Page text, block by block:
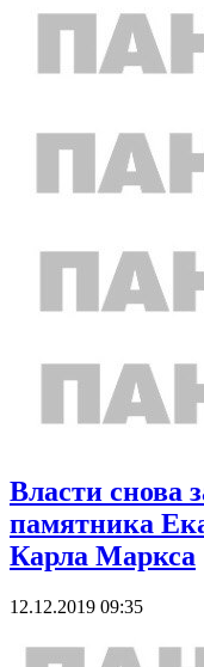
Власти снова
памятника
Карла Маркса
12.12.2019 09:35